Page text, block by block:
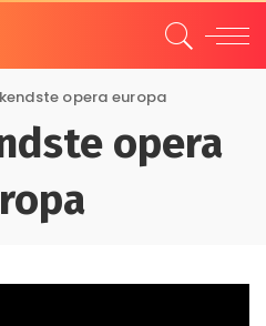
opera europa
opera